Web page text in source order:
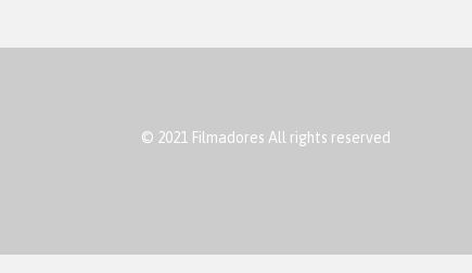
© 2021 Filmadores All rights reserved